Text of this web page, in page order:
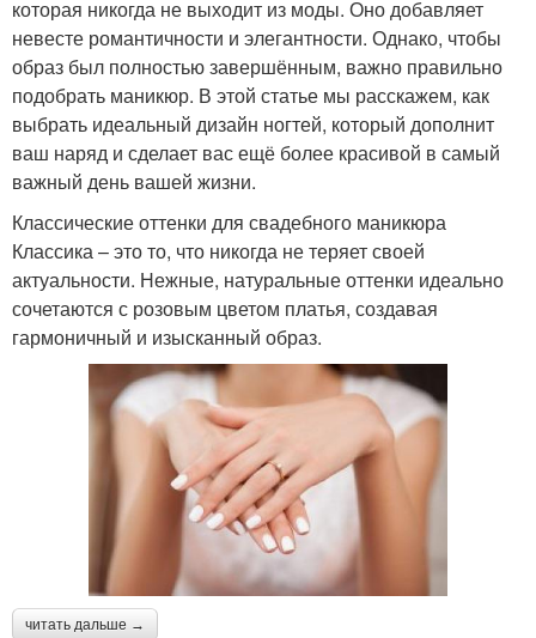
которая никогда не выходит из моды. Оно добавляет
невесте романтичности и элегантности. Однако, чтобы
образ был полностью завершённым, важно правильно
подобрать маникюр. В этой статье мы расскажем, как
выбрать идеальный дизайн ногтей, который дополнит
ваш наряд и сделает вас ещё более красивой в самый
важный день вашей жизни.
Классические оттенки для свадебного маникюра
Классика – это то, что никогда не теряет своей
актуальности. Нежные, натуральные оттенки идеально
сочетаются с розовым цветом платья, создавая
гармоничный и изысканный образ.
читать дальше →